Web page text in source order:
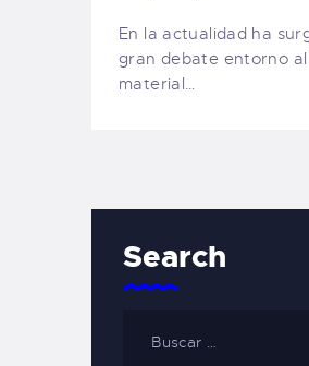
En la actualidad ha
gran debate entorno
material…
Search